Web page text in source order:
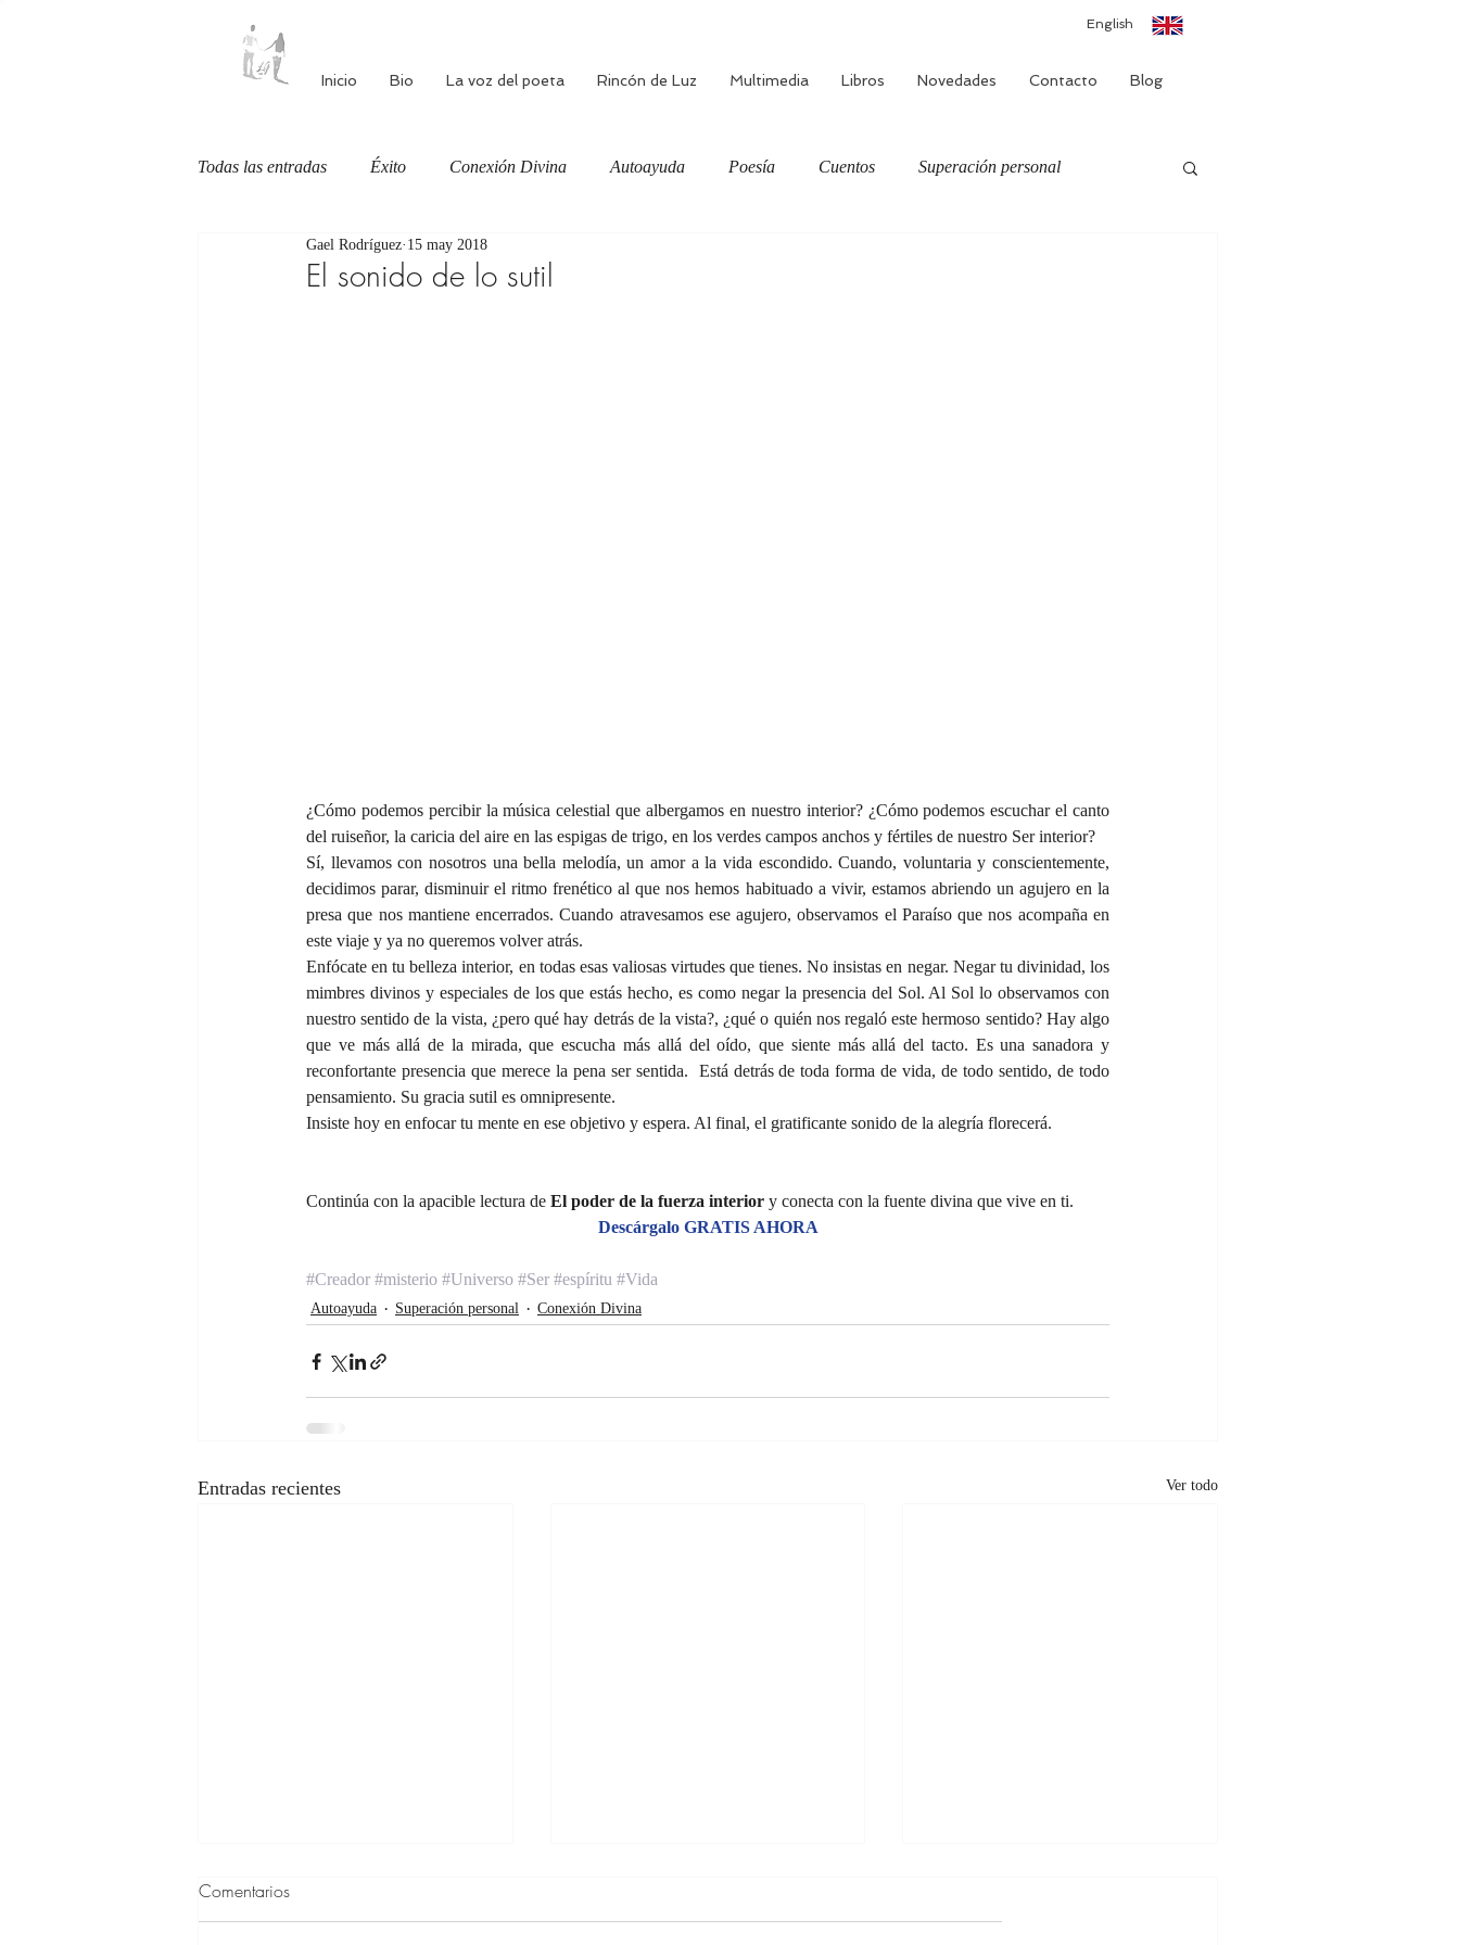
English
Inicio Bio La voz del poeta Rincón de Luz Multimedia Libros Novedades Contacto Blog
Todas las entradas Éxito Conexión Divina Autoayuda Poesía Cuentos Superación personal
Autoestima Alimentación consciente
El sonido de lo sutil
Gael Rodríguez 15 may 2018
¿Cómo podemos percibir la música celestial que albergamos en nuestro interior? ¿Cómo podemos escuchar el canto
del ruiseñor, la caricia del aire en las espigas de trigo, en los verdes campos anchos y fértiles de nuestro Ser interior?
Sí, llevamos con nosotros una bella melodía, un amor a la vida escondido. Cuando, voluntaria y conscientemente,
decidimos parar, disminuir el ritmo frenético al que nos hemos habituado a vivir, estamos abriendo un agujero en la
presa que nos mantiene encerrados. Cuando atravesamos ese agujero, observamos el Paraíso que nos acompaña en
este viaje y ya no queremos volver atrás.
Enfócate en tu belleza interior, en todas esas valiosas virtudes que tienes. No insistas en negar. Negar tu divinidad, los
mimbres divinos y especiales de los que estás hecho, es como negar la presencia del Sol. Al Sol lo observamos con
nuestro sentido de la vista, ¿pero qué hay detrás de la vista?, ¿qué o quién nos regaló este hermoso sentido? Hay algo
que ve más allá de la mirada, que escucha más allá del oído, que siente más allá del tacto. Es una sanadora y
reconfortante presencia que merece la pena ser sentida.  Está detrás de toda forma de vida, de todo sentido, de todo
pensamiento. Su gracia sutil es omnipresente.
Insiste hoy en enfocar tu mente en ese objetivo y espera. Al final, el gratificante sonido de la alegría florecerá.
Continúa con la apacible lectura de El poder de la fuerza interior y conecta con la fuente divina que vive en ti.
Descárgalo GRATIS AHORA
#Creador #misterio #Universo #Ser #espíritu #Vida
Autoayuda Superación personal Conexión Divina
Entradas recientes Ver todo
Comentarios